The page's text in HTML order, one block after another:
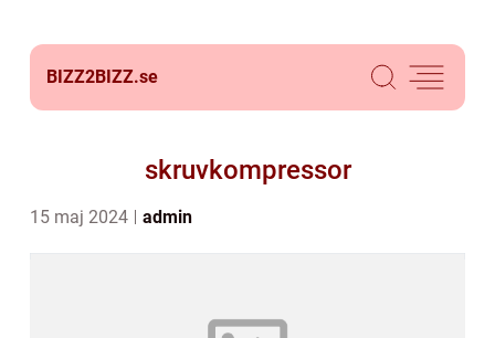
BIZZ2BIZZ.se
skruvkompressor
15 maj 2024 admin